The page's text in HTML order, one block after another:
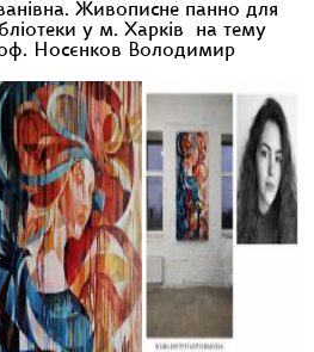
Живописне панно для
у м. Харків на тему
Носєнков Володимир